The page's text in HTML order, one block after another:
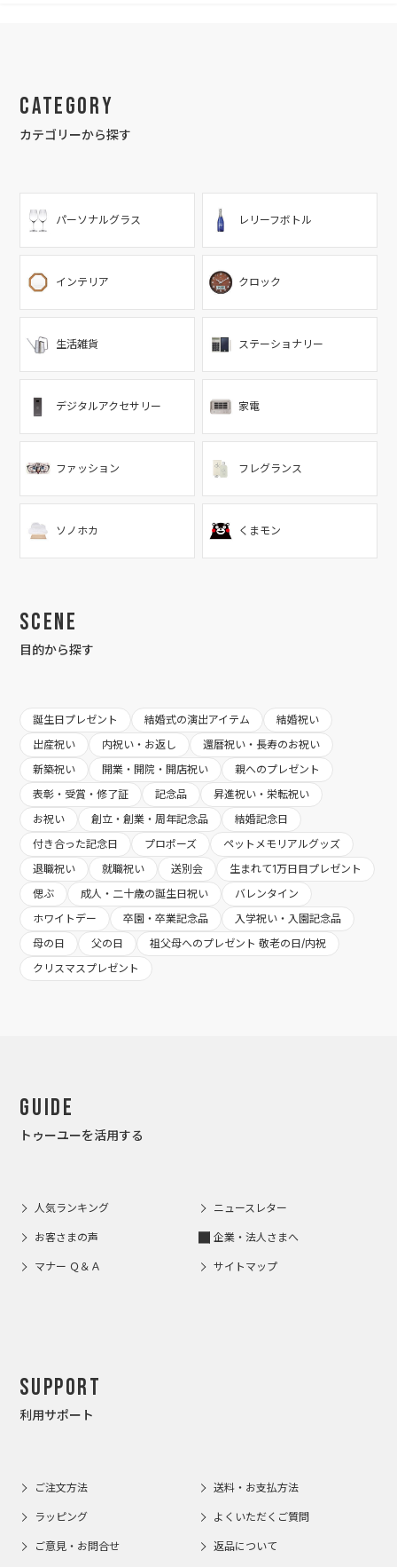
Category
カテゴリーから探す
パーソナルグラス レリーフボトル
インテリア クロック
生活雑貨 ステーショナリー
デジタルアクセサリー 家電
ファッション フレグランス
ソノホカ くまモン
Scene
目的から探す
誕生日プレゼント 結婚式の演出アイテム
結婚祝い
出産祝い
内祝い・お返し
還暦祝い・長寿のお祝い
新築祝い
開業・開院・開店祝い
親へのプレゼント
表彰・受賞・修了証
記念品
昇進祝い・栄転祝い
お祝い
創立・創業・周年記念品
結婚記念日
付き合った記念日
プロポーズ
ペットメモリアルグッズ
退職祝い
就職祝い 送別会
生まれて1万日目プレゼント
偲ぶ
成人・二十歳の誕生日祝い
バレンタイン
ホワイトデー
卒園・卒業記念品
入学祝い・入園記念品
母の日
父の日
祖父母へのプレゼント 敬老の日/内祝
クリスマスプレゼント
Guide
トゥーユーを活用する
人気ランキング ニュースレター
お客さまの声 企業・法人さまへ
マナー Ｑ＆Ａ サイトマップ
Support
利用サポート
ご注文方法 送料・お支払方法
ラッピング よくいただくご質問
ご意見・お問合せ 返品について